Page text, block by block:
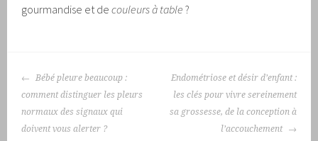
gourmandise et decouleurs à table ?
NAVIGATION
DES
ARTICLES
Bébé pleure beaucoup :
comment distinguer les pleurs
normaux des signaux qui
doivent vous alerter ?
Endométriose et désir d’enfant :
les clés pour vivre sereinement
sa grossesse, de la conception à
l’accouchement